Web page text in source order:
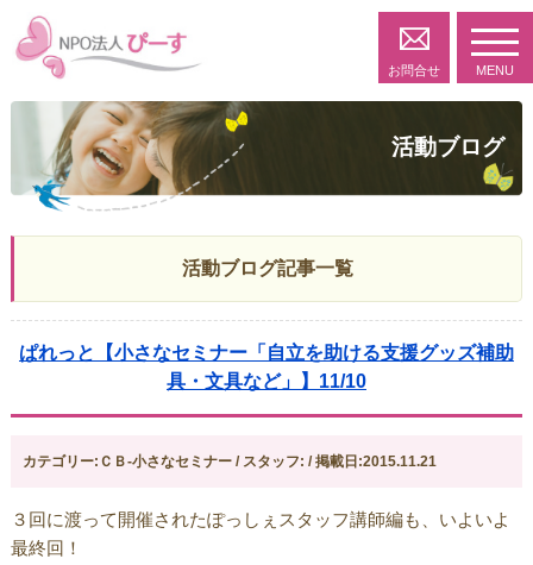
お問合せ MENU
活動ブログ
活動ブログ記事一覧
ぱれっと【小さなセミナー「自立を助ける支援グッズ補助
具・文具など」】11/10
カテゴリー:ＣＢ-小さなセミナー / スタッフ: / 掲載日:2015.11.21
３回に渡って開催されたぽっしぇスタッフ講師編も、いよいよ
最終回！